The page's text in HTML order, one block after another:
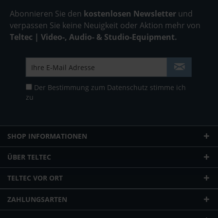
Abonnieren Sie den kostenlosen Newsletter und
verpassen Sie keine Neuigkeit oder Aktion mehr von
Teltec | Video-, Audio- & Studio-Equipment.
Der Bestimmung zum Datenschutz stimme ich
zu
SHOP INFORMATIONEN
ÜBER TELTEC
TELTEC VOR ORT
ZAHLUNGSARTEN